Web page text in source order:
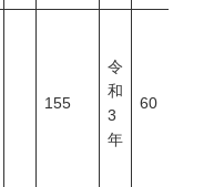
155
令
和
3
年
60